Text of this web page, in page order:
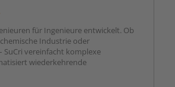
für Ingenieure entwickelt. Ob
Industrie oder
SuCri vereinfacht komplexe
wiederkehrende